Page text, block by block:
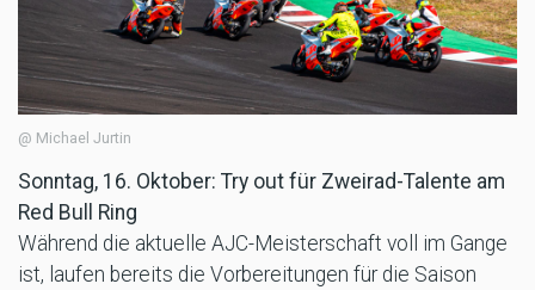
@ Michael Jurtin
Sonntag, 16. Oktober: Try out für Zweirad-Talente am
Red Bull Ring
Während die aktuelle AJC-Meisterschaft voll im Gange
ist, laufen bereits die Vorbereitungen für die Saison